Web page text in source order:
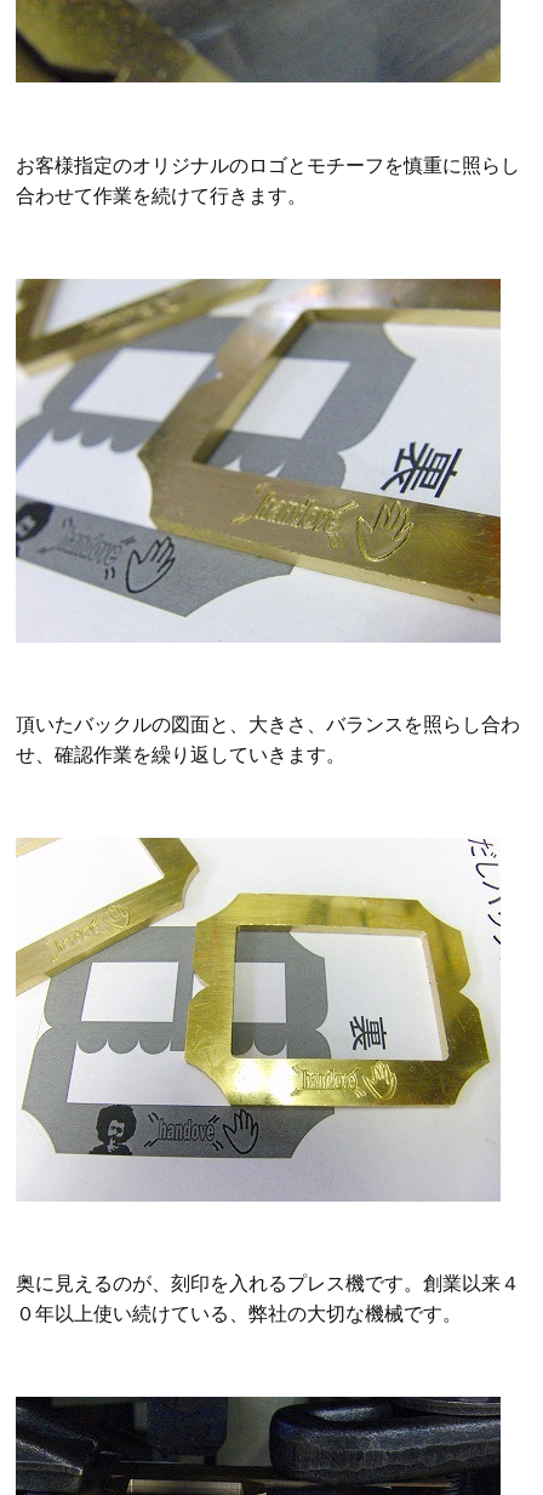
お客様指定のオリジナルのロゴとモチーフを慎重に照らし
合わせて作業を続けて行きます。
頂いたバックルの図面と、大きさ、バランスを照らし合わ
せ、確認作業を繰り返していきます。
奥に見えるのが、刻印を入れるプレス機です。創業以来４
０年以上使い続けている、弊社の大切な機械です。